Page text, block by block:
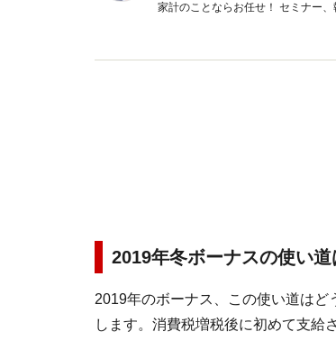
家計のことならお任せ！ セミナー
2019年冬ボーナスの使い道
2019年のボーナス、この使い道は
します。消費税増税後に初めて支給